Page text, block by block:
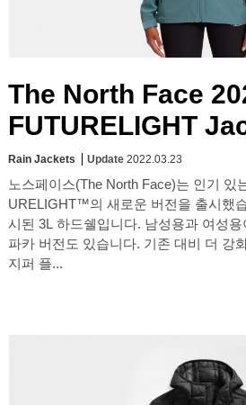
The North Face
FUTURELIGHT
Rain Jackets Update 2022.03.23
노스페이스(The North Face)는 인기 있
URELIGHT™의 새로운 버전을 출시했
시된 3L 하드쉘입니다. 남성용과 여성
파카 버전도 있습니다. 기존 대비 더 강
지퍼 플...